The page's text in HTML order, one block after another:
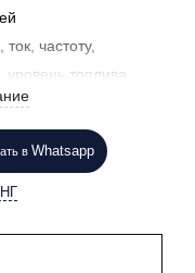
частоту,
топлива.
перегрузках,
высокой
из Китая —
приемлемой
в Whatsapp